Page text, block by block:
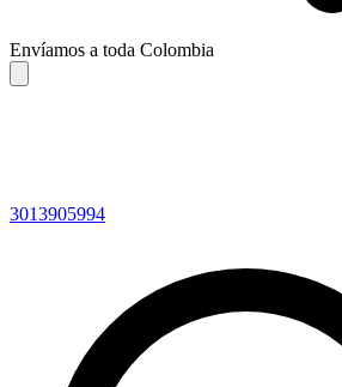
Envíamos a toda Colombia
3013905994